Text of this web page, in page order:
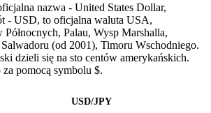
nazwa - United States Dollar,
- USD, to oficjalna waluta USA,
Palau, Wysp Marshalla,
(od 2001), Timoru Wschodniego.
dzieli się na sto centów amerykańskich.
za pomocą symbolu $.
USD/JPY